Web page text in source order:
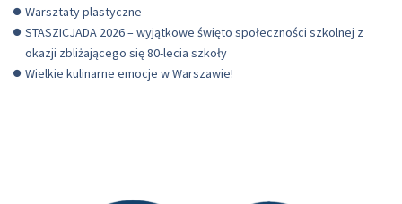
Warsztaty plastyczne
STASZICJADA 2026 – wyjątkowe święto społeczności szkolnej z
okazji zbliżającego się 80-lecia szkoły
Wielkie kulinarne emocje w Warszawie!